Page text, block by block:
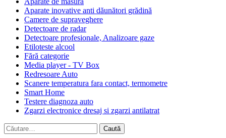
Aparate inovative anti dăunători grădină
Camere de supraveghere
Detectoare de radar
Detectoare profesionale, Analizoare gaze
Etiloteste alcool
Fără categorie
Media player - TV Box
Redresoare Auto
Scanere temperatura fara contact, termometre
Smart Home
Testere diagnoza auto
Zgarzi electronice dresaj si zgarzi antilatrat
Caută
după: